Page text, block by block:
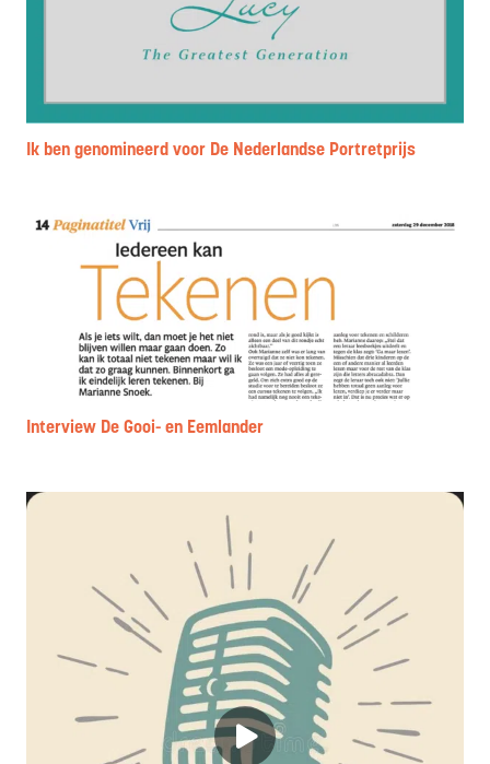
Ik ben genomineerd voor De Nederlandse Portretprijs
Interview De Gooi- en Eemlander